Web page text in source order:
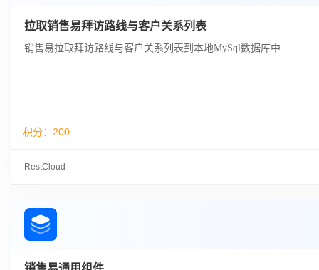
拉取销售易拜访路线与客户关系列表
销售易拉取拜访路线与客户关系列表到本地MySql数据库中
积分： 200
RestCloud